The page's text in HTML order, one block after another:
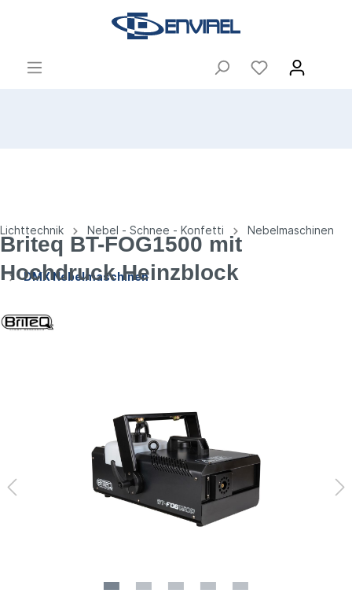
Lichttechnik Nebel - Schnee - Konfetti Nebelmaschinen
DMX Nebelmaschinen
Briteq BT-FOG1500 mit
Hochdruck Heinzblock